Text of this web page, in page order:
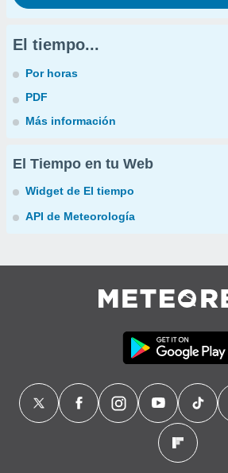
El tiempo...
Por horas
PDF
Más información
El Tiempo en tu Web
Widget de El tiempo
API de Meteorología